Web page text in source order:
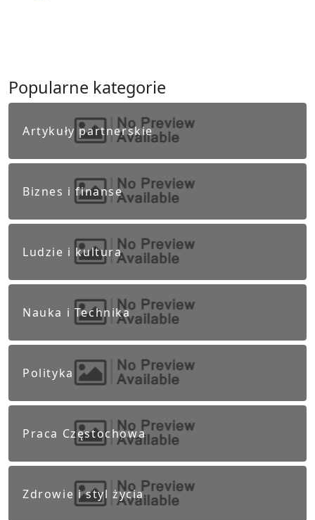
Popularne kategorie
Artykuły partnerskie
Biznes i finanse
Ludzie i kultura
Nauka i Technika
Polityka
Praca Częstochowa
Zdrowie i styl życia